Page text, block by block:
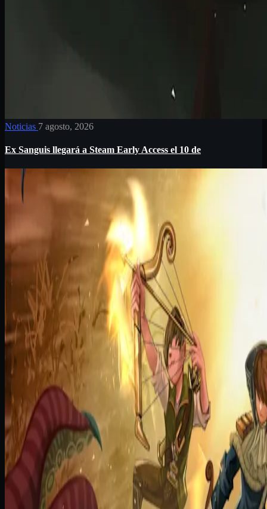
Noticias 7 agosto, 2026
Ex Sanguis llegará a Steam Early Access el 10 de